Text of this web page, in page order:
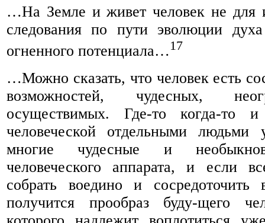
…На Земле и живет человек не для
следования по пути эволюции
огненного потенциала…17
…Можно сказать, что человек есть
возможностей, чудесных,
осуществимых. Где-то когда-то
человеческой отдельными
многие чудесные и
человеческого аппарата, и если
собрать воедино и
получится прообраз буду-щего